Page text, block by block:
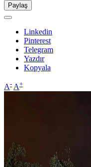
Paylaş
Linkedin
Pinterest
Telegram
Yazdır
Kopyala
A- A+